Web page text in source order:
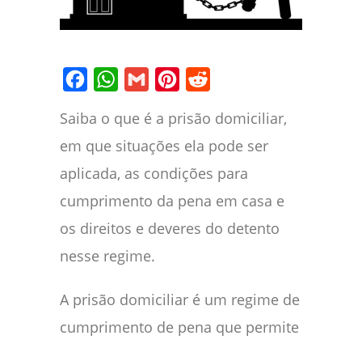
Saiba o que é a prisão domiciliar,
em que situações ela pode ser
aplicada, as condições para
cumprimento da pena em casa e
os direitos e deveres do detento
nesse regime.
A prisão domiciliar é um regime de
cumprimento de pena que permite